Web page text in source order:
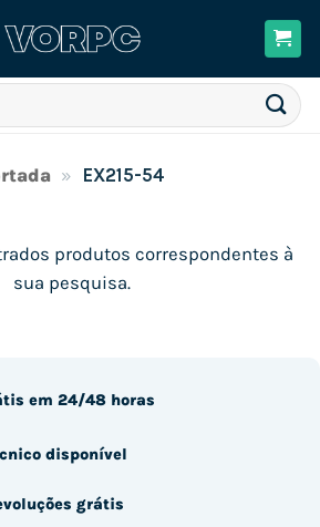
» EX215-54
produtos correspondentes à
sua pesquisa.
em 24/48 horas
disponível
grátis